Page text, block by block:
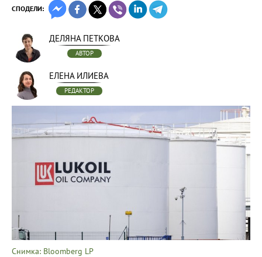
СПОДЕЛИ:
ДЕЛЯНА ПЕТКОВА
АВТОР
ЕЛЕНА ИЛИЕВА
РЕДАКТОР
Снимка: Bloomberg LP